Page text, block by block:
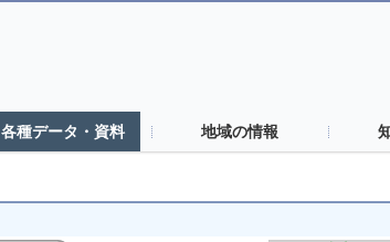
各種データ・資料 地域の情報